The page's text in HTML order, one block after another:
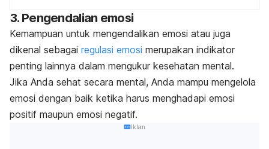
3. Pengendalian emosi
Kemampuan untuk mengendalikan emosi atau juga
dikenal sebagai regulasi emosi merupakan indikator
penting lainnya dalam mengukur kesehatan mental.
Jika Anda sehat secara mental, Anda mampu mengelola
emosi dengan baik ketika harus menghadapi emosi
positif maupun emosi negatif.
Iklan